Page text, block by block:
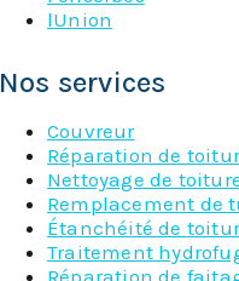
lUnion
Nos services
Couvreur
Réparation de
Nettoyage de
Remplacement de
Étanchéité de
Traitement
Réparation de